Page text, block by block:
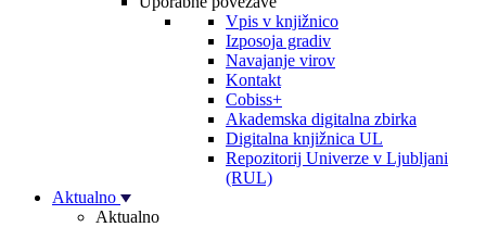
Vpis v knjižnico
Izposoja gradiv
Navajanje virov
Kontakt
Cobiss+
Akademska digitalna zbirka
Digitalna knjižnica UL
Repozitorij Univerze v Ljubljani
(RUL)
Aktualno
Aktualno